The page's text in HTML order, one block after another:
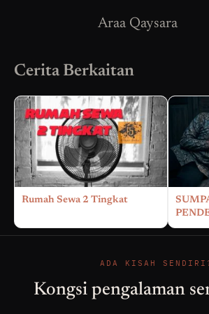
Araa Qaysara
Cerita Berkaitan
Rumah Sewa 2 Tingkat
ADA KISAH
Kongsi pengalaman